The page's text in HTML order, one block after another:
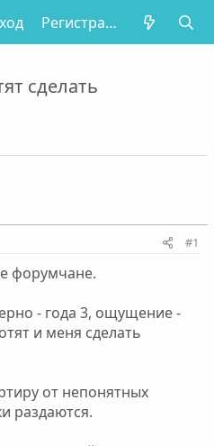
Регистрация
сделать
#1
форумчане.
- года 3, ощущение -
и меня сделать
от непонятных
раздаются.